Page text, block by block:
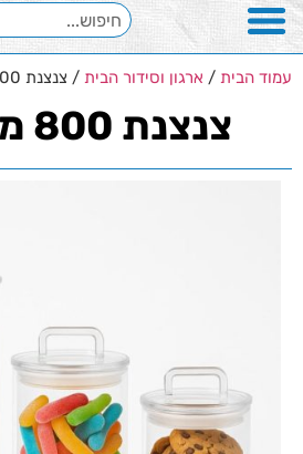
עמוד הבית / ארגון וסידור הבית / צנצנת 800 מ"ל ANI
צנצנת 800 מ"ל ANI